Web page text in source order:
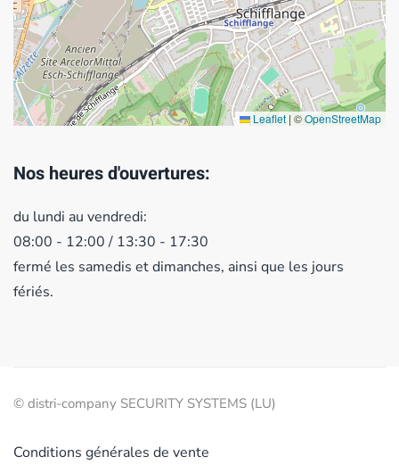
Leaflet | ©OpenStreetMap
Nos heures d'ouvertures:
du lundi au vendredi:
08:00 - 12:00 / 13:30 - 17:30
fermé les samedis et dimanches, ainsi que les jours
fériés.
© distri-company SECURITY SYSTEMS (LU)
Conditions générales de vente